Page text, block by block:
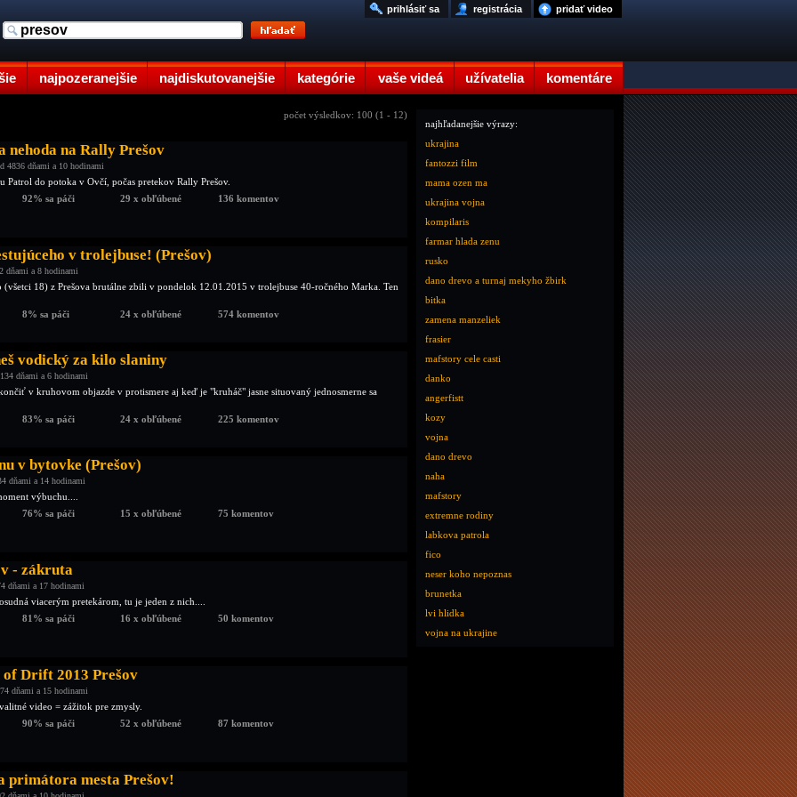
najpozeranejšie najdiskutovanejšie kategórie vaše videá užívatelia komentáre
pridať video
registrácia
prihlásiť sa
počet výsledkov: 100 (1 - 12)
nehoda na Rally Prešov
4836 dňami a 10 hodinami
Patrol do potoka v Ovčí, počas pretekov Rally Prešov.
92% sa páči
29 x obľúbené 136 komentov
v trolejbuse! (Prešov)
dňami a 8 hodinami
18) z Prešova brutálne zbili v pondelok 12.01.2015 v trolejbuse 40-ročného Marka. Ten
8% sa páči 24 x obľúbené 574 komentov
vodický za kilo slaniny
dňami a 6 hodinami
v kruhovom objazde v protismere aj keď je "kruháč" jasne situovaný jednosmerne sa
83% sa páči 24 x obľúbené 225 komentov
v bytovke (Prešov)
dňami a 14 hodinami
výbuchu....
76% sa páči
15 x obľúbené 75 komentov
- zákruta
dňami a 17 hodinami
viacerým pretekárom, tu je jeden z nich....
81% sa páči
16 x obľúbené 50 komentov
Drift 2013 Prešov
dňami a 15 hodinami
video = zážitok pre zmysly.
90% sa páči
52 x obľúbené 87 komentov
primátora mesta Prešov!
najhľadanejšie výrazy:
ukrajina
fantozzi film
mama ozen ma
ukrajina vojna
kompilaris
farmar hlada zenu
rusko
dano drevo a turnaj mekyho žbirk
bitka
zamena manzeliek
frasier
mafstory cele casti
danko
angerfistt
kozy
vojna
dano drevo
naha
mafstory
extremne rodiny
labkova patrola
fico
neser koho nepoznas
brunetka
lvi hlidka
vojna na ukrajine